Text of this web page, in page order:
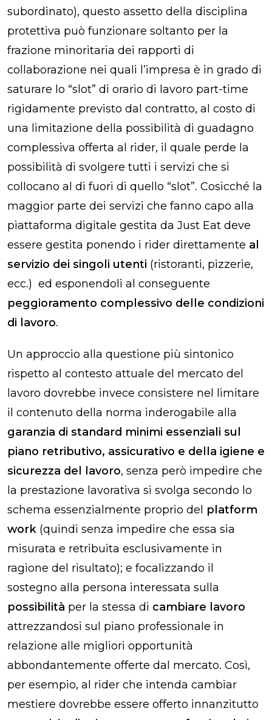
subordinato), questo assetto della disciplina
protettiva può funzionare soltanto per la
frazione minoritaria dei rapporti di
collaborazione nei quali l’impresa è in grado di
saturare lo “slot” di orario di lavoro part-time
rigidamente previsto dal contratto, al costo di
una limitazione della possibilità di guadagno
complessiva offerta al rider, il quale perde la
possibilità di svolgere tutti i servizi che si
collocano al di fuori di quello “slot”. Cosicché la
maggior parte dei servizi che fanno capo alla
piattaforma digitale gestita da Just Eat deve
essere gestita ponendo i rider direttamente al
servizio dei singoli utenti (ristoranti, pizzerie,
ecc.) ed esponendoli al conseguente
peggioramento complessivo delle condizioni
di lavoro.
Un approccio alla questione più sintonico
rispetto al contesto attuale del mercato del
lavoro dovrebbe invece consistere nel limitare
il contenuto della norma inderogabile alla
garanzia di standard minimi essenziali sul
piano retributivo, assicurativo e della igiene e
sicurezza del lavoro, senza però impedire che
la prestazione lavorativa si svolga secondo lo
schema essenzialmente proprio del platform
work (quindi senza impedire che essa sia
misurata e retribuita esclusivamente in
ragione del risultato); e focalizzando il
sostegno alla persona interessata sulla
possibilità per la stessa di cambiare lavoro
attrezzandosi sul piano professionale in
relazione alle migliori opportunità
abbondantemente offerte dal mercato. Così,
per esempio, al rider che intenda cambiar
mestiere dovrebbe essere offerto innanzitutto